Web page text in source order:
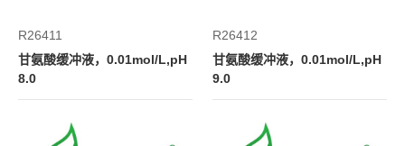
R26411
甘氨酸缓冲液，0.01mol/L,pH
8.0
R26412
甘氨酸缓冲液，0.01mol/L,pH
9.0